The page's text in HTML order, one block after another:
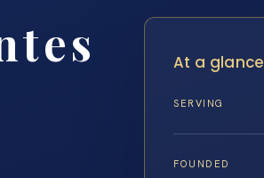
At a glance
SERVING
FOUNDED